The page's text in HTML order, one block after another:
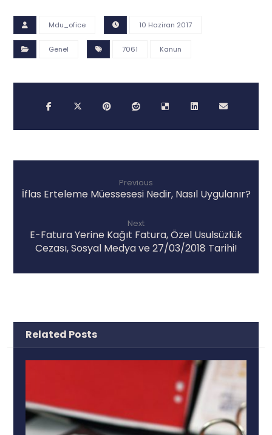
e
p
y
Mdu_ofice 10 Haziran 2017
Genel 7061 Kanun
Previous
İflas Erteleme Müessesesi Nedir, Nasıl Uygulanır?
Next
E-Fatura Yerine Kağıt Fatura, Özel Usulsüzlük
Cezası, Sosyal Medya ve 27/03/2018 Tarihi!
Related Posts